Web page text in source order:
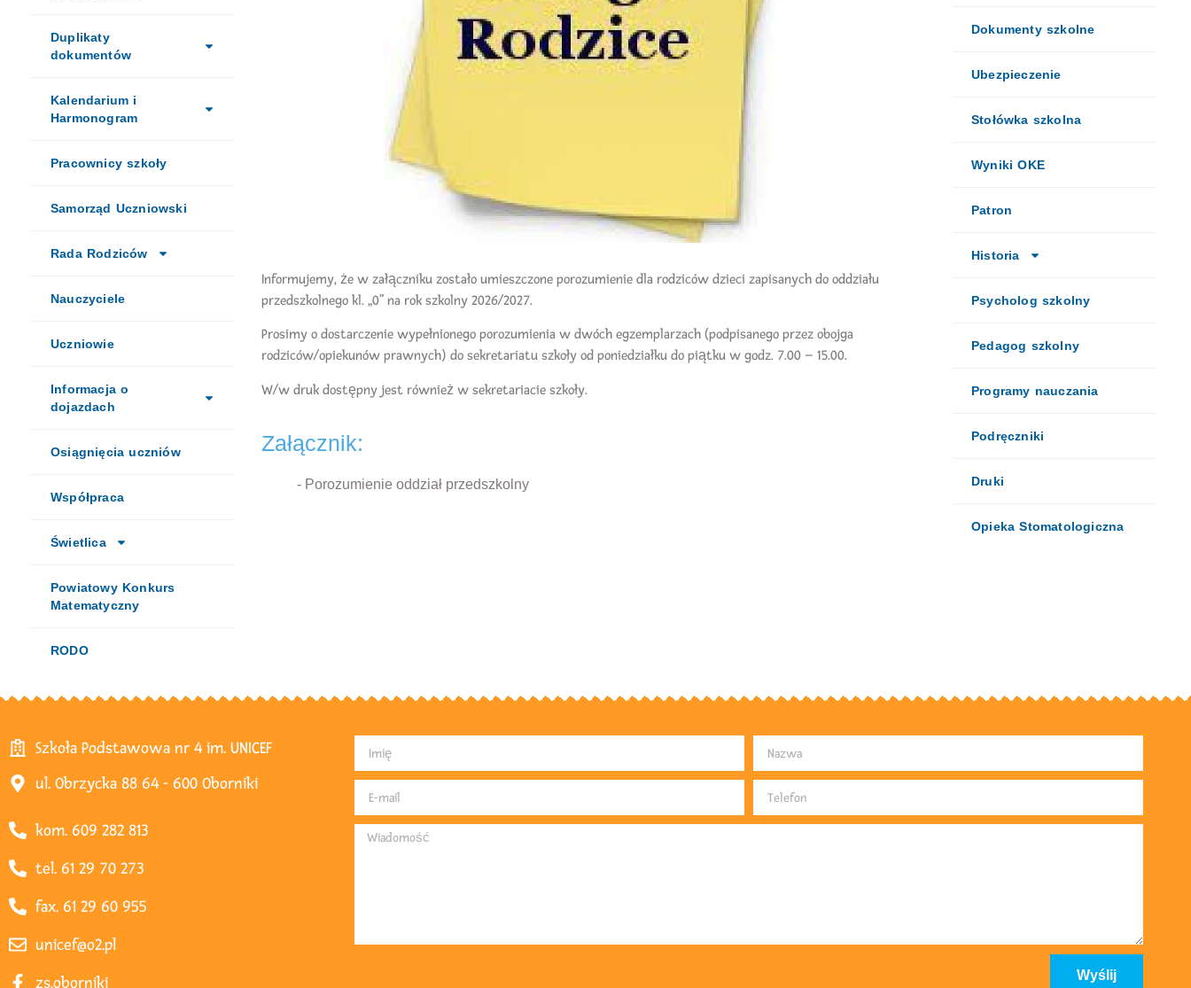
Duplikaty
dokumentów
Kalendarium i
Harmonogram
Pracownicy szkoły
Samorząd Uczniowski
Rada Rodziców
Nauczyciele
Uczniowie
Informacja o
dojazdach
Osiągnięcia uczniów
Współpraca
Świetlica
Powiatowy Konkurs
Matematyczny
RODO
Informujemy, że w załączniku zostało umieszczone porozumienie dla rodziców dzieci zapisanych do oddziału
przedszkolnego kl. „0” na rok szkolny 2026/2027.
Prosimy o dostarczenie wypełnionego porozumienia w dwóch egzemplarzach (podpisanego przez obojga
rodziców/opiekunów prawnych) do sekretariatu szkoły od poniedziałku do piątku w godz. 7.00 – 15.00.
W/w druk dostępny jest również w sekretariacie szkoły.
Załącznik:
- Porozumienie oddział przedszkolny
Dokumenty szkolne
Ubezpieczenie
Stołówka szkolna
Wyniki OKE
Patron
Historia
Psycholog szkolny
Pedagog szkolny
Programy nauczania
Podręczniki
Druki
Opieka Stomatologiczna
Szkoła Podstawowa nr 4 im. UNICEF
ul. Obrzycka 88 64 - 600 Oborniki
kom. 609 282 813
tel. 61 29 70 273
fax. 61 29 60 955
unicef@o2.pl
zs.oborniki
Wyślij